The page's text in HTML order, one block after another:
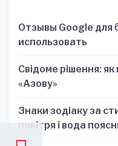
Отзывы Google для
использовать
Свідоме рішення:
«Азову»
Знаки зодіаку за
повітря і вода
один знак